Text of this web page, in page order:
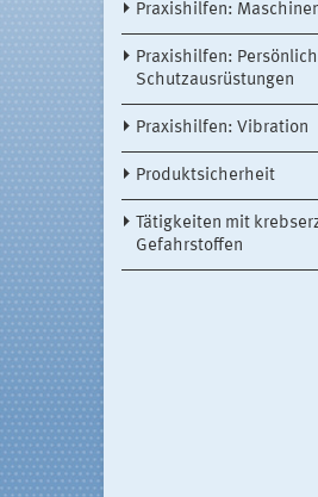
Praxishilfen:
Praxishilfen:
Schutzausrüstungen
Praxishilfen: Vibration
Produktsicherheit
Tätigkeiten mit
Gefahrstoffen